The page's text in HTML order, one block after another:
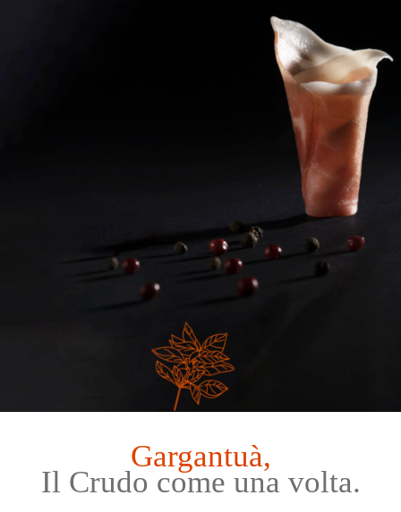
Gargantuà,
Il Crudo come una volta.